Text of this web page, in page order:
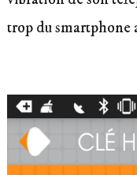
trop du smartphone